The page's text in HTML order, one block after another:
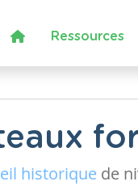
Ressources
historique de